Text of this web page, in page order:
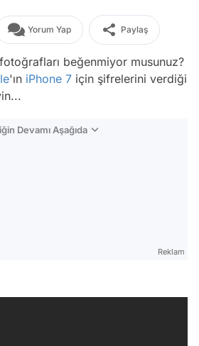
Yorum Yap Paylaş
beğenmiyor musunuz?
'ın iPhone 7 için şifrelerini verdiği
Devamı Aşağıda
Reklam